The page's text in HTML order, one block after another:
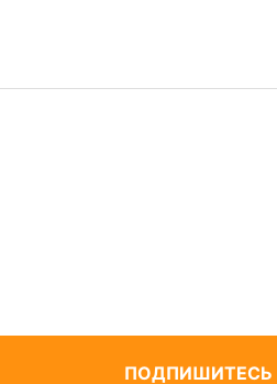
ПОДПИШИТЕСЬ